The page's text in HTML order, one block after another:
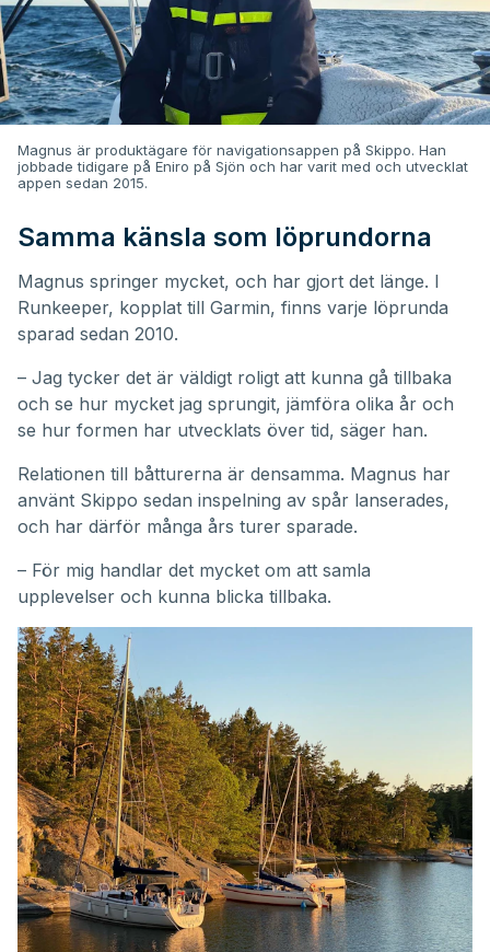
Magnus är produktägare för navigationsappen på Skippo. Han
jobbade tidigare på Eniro på Sjön och har varit med och utvecklat
appen sedan 2015.
Samma känsla som löprundorna
Magnus springer mycket, och har gjort det länge. I
Runkeeper, kopplat till Garmin, finns varje löprunda
sparad sedan 2010.
– Jag tycker det är väldigt roligt att kunna gå tillbaka
och se hur mycket jag sprungit, jämföra olika år och
se hur formen har utvecklats över tid, säger han.
Relationen till båtturerna är densamma. Magnus har
använt Skippo sedan inspelning av spår lanserades,
och har därför många års turer sparade.
– För mig handlar det mycket om att samla
upplevelser och kunna blicka tillbaka.